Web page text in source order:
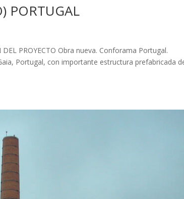
PORTUGAL
DEL PROYECTO Obra nueva. Conforama Portugal.
Portugal, con importante estructura prefabricada